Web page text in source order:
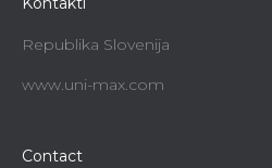
Republika Slovenija
www.uni-max.com
Contact